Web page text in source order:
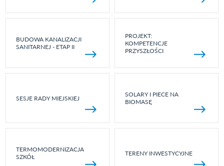
BUDOWA KANALIZACJI
SANITARNEJ - ETAP II
PROJEKT:
KOMPETENCJE
PRZYSZŁOŚCI
SESJE RADY MIEJSKIEJ
SOLARY I PIECE NA
BIOMASĘ
TERMOMODERNIZACJA
SZKÓŁ
TERENY INWESTYCYJNE